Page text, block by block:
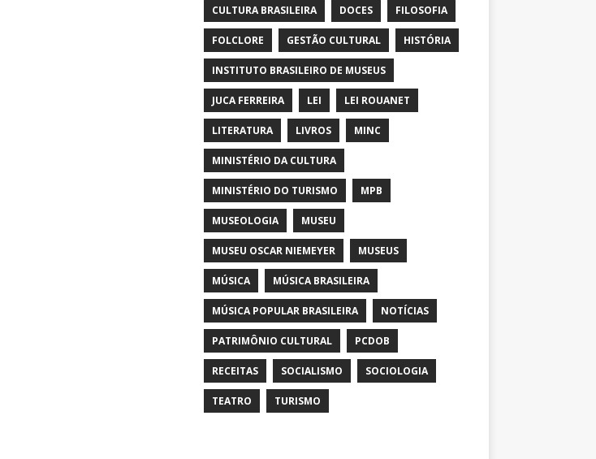
CULTURA BRASILEIRA DOCES FILOSOFIA
FOLCLORE GESTÃO CULTURAL HISTÓRIA
INSTITUTO BRASILEIRO DE MUSEUS
JUCA FERREIRA LEI LEI ROUANET
LITERATURA LIVROS MINC
MINISTÉRIO DA CULTURA
MINISTÉRIO DO TURISMO MPB
MUSEOLOGIA MUSEU
MUSEU OSCAR NIEMEYER MUSEUS
MÚSICA MÚSICA BRASILEIRA
MÚSICA POPULAR BRASILEIRA NOTÍCIAS
PATRIMÔNIO CULTURAL PCDOB
RECEITAS SOCIALISMO SOCIOLOGIA
TEATRO TURISMO